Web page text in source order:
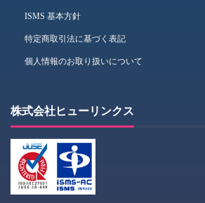
ISMS 基本方針
特定商取引法に基づく表記
個人情報のお取り扱いについて
株式会社ヒューリンクス